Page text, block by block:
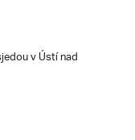
v Ústí nad